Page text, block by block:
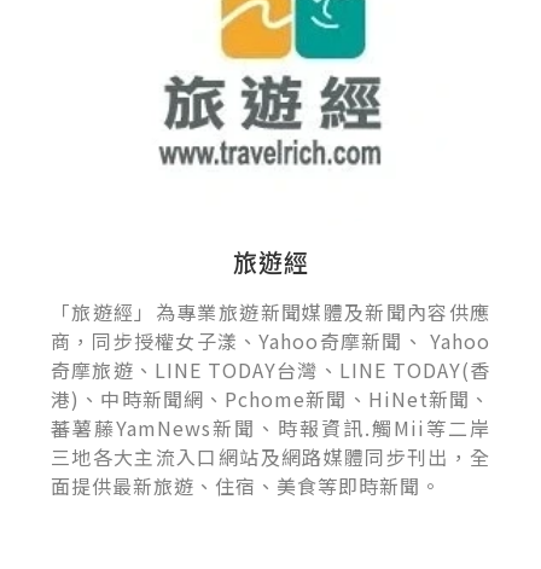
旅遊經
「旅遊經」為專業旅遊新聞媒體及新聞內容供應
商，同步授權女子漾、Yahoo奇摩新聞、 Yahoo
奇摩旅遊、LINE TODAY台灣、LINE TODAY(香
港)、中時新聞網、Pchome新聞、HiNet新聞、
蕃薯藤YamNews新聞、時報資訊.觸Mii等二岸
三地各大主流入口網站及網路媒體同步刊出，全
面提供最新旅遊、住宿、美食等即時新聞。